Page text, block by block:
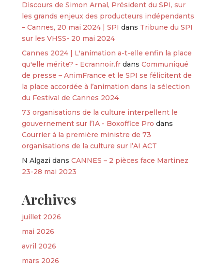
Discours de Simon Arnal, Président du SPI, sur
les grands enjeux des producteurs indépendants
– Cannes, 20 mai 2024 | SPI dans Tribune du SPI
sur les VHSS- 20 mai 2024
Cannes 2024 | L'animation a-t-elle enfin la place
qu'elle mérite? - Ecrannoir.frdans Communiqué
de presse – AnimFrance et le SPI se félicitent de
la place accordée à l’animation dans la sélection
du Festival de Cannes 2024
73 organisations de la culture interpellent le
gouvernement sur l’IA - Boxoffice Pro dans
Courrier à la première ministre de 73
organisations de la culture sur l’AI ACT
N Algazi dans CANNES – 2 pièces face Martinez
23-28 mai 2023
Archives
juillet 2026
mai 2026
avril 2026
mars 2026